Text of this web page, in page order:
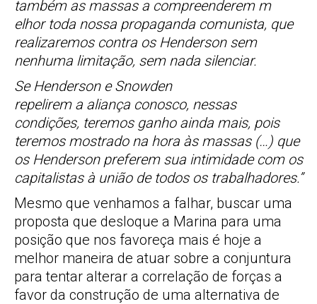
também as massas a compreenderem m
elhor toda nossa propaganda comunista, que
realizaremos contra os Henderson sem
nenhuma limitação, sem nada silenciar.
Se Henderson e Snowden
repelirem a aliança conosco, nessas
condições, teremos ganho ainda mais, pois
teremos mostrado na hora às massas (…) que
os Henderson preferem sua intimidade com os
capitalistas à união de todos os trabalhadores.”
Mesmo que venhamos a falhar, buscar uma
proposta que desloque a Marina para uma
posição que nos favoreça mais é hoje a
melhor maneira de atuar sobre a conjuntura
para tentar alterar a correlação de forças a
favor da construção de uma alternativa de